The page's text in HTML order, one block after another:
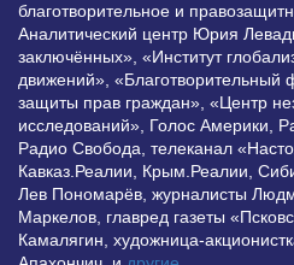
благотворительное и
Аналитический центр Юрия
заключённых», «Институт
движений», «Благотворительный
защиты прав граждан», «Центр
исследований», Голос Америки,
Радио Свобода, телеканал
Кавказ.Реалии, Крым.Реалии,
Лев Пономарёв, журналисты
Маркелов, главред газеты
Камалягин, художница-